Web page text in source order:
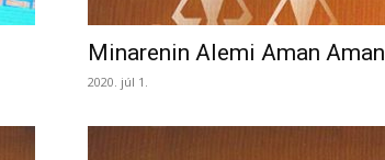
Minarenin Alemi Aman Aman
2020. júl 1.